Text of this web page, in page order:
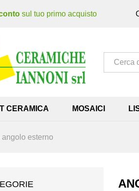
sul tuo primo acquisto
Tutto
CERAMICA MOSAICI
angolo esterno